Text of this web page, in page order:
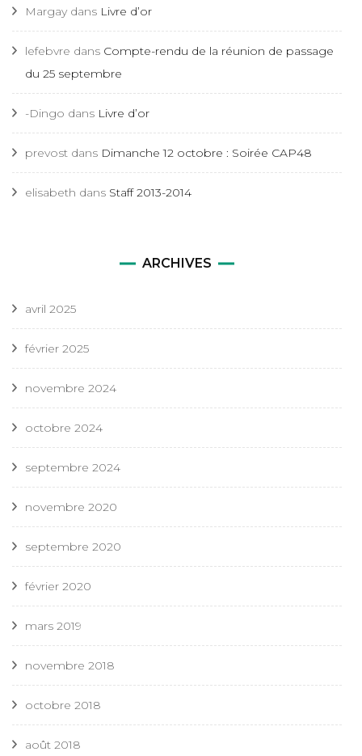
Margay dans Livre d’or
lefebvre dans Compte-rendu de la réunion de passage
du 25 septembre
-Dingo dans Livre d’or
prevost dans Dimanche 12 octobre : Soirée CAP48
elisabeth dans Staff 2013-2014
ARCHIVES
avril 2025
février 2025
novembre 2024
octobre 2024
septembre 2024
novembre 2020
septembre 2020
février 2020
mars 2019
novembre 2018
octobre 2018
août 2018